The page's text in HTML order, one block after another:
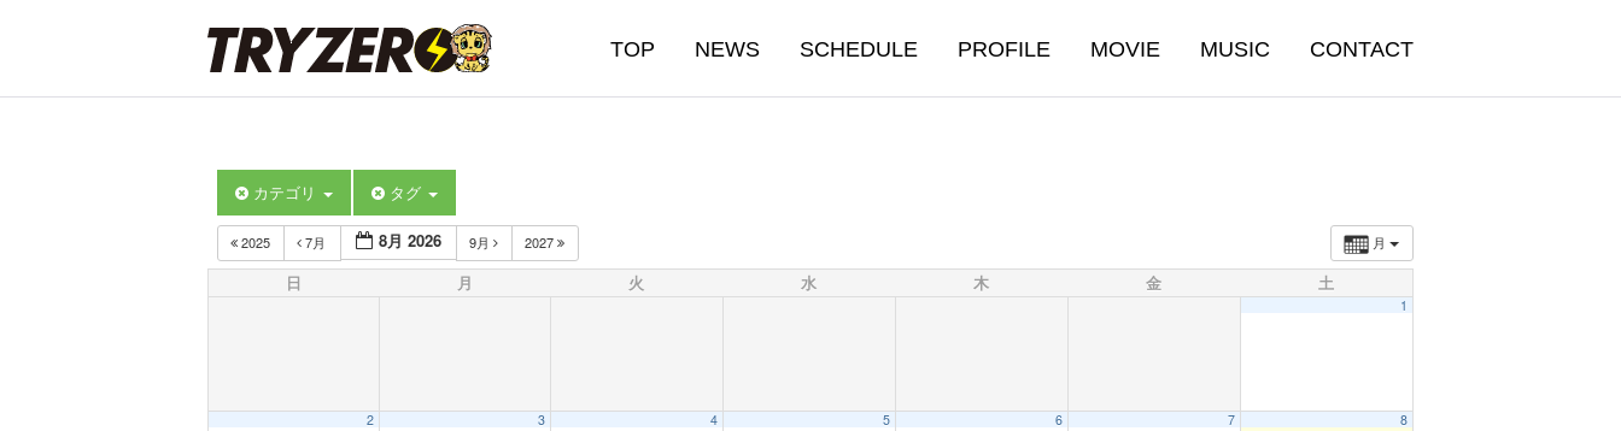
TOP NEWS SCHEDULE PROFILE MOVIE MUSIC CONTACT
カテゴリ タグ
月
2025 7月 8月 2026 9月 2027
日 月 火 水 木 金 土
1
2 3 4 5 6 7 8